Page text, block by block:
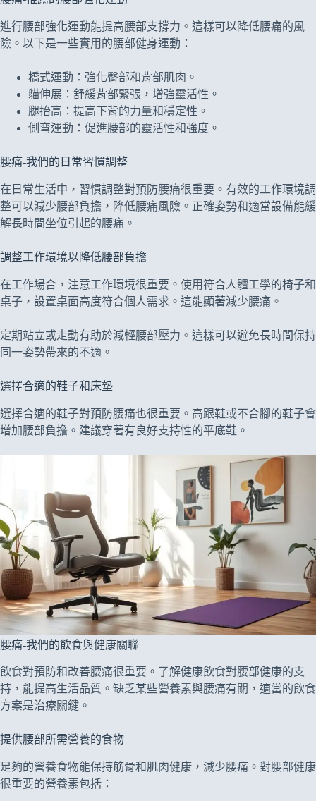
進行腰部強化運動能提高腰部支撐力。這樣可以降低腰痛的風
險。以下是一些實用的腰部健身運動：
橋式運動：強化臀部和背部肌肉。
貓伸展：舒緩背部緊張，增強靈活性。
腿抬高：提高下背的力量和穩定性。
側弯運動：促進腰部的靈活性和強度。
腰痛-我們的日常習慣調整
在日常生活中，習慣調整對預防腰痛很重要。有效的工作環境調
整可以減少腰部負擔，降低腰痛風險。正確姿勢和適當設備能緩
解長時間坐位引起的腰痛。
調整工作環境以降低腰部負擔
在工作場合，注意工作環境很重要。使用符合人體工學的椅子和
桌子，設置桌面高度符合個人需求。這能顯著減少腰痛。
定期站立或走動有助於減輕腰部壓力。這樣可以避免長時間保持
同一姿勢帶來的不適。
選擇合適的鞋子和床墊
選擇合適的鞋子對預防腰痛也很重要。高跟鞋或不合腳的鞋子會
增加腰部負擔。建議穿著有良好支持性的平底鞋。
腰痛-我們的飲食與健康關聯
飲食對預防和改善腰痛很重要。了解健康飲食對腰部健康的支
持，能提高生活品質。缺乏某些營養素與腰痛有關，適當的飲食
方案是治療關鍵。
提供腰部所需營養的食物
足夠的營養食物能保持筋骨和肌肉健康，減少腰痛。對腰部健康
很重要的營養素包括：